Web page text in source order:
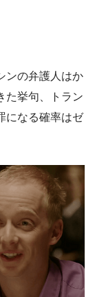
ンの弁護人はか
た挙句、トラン
になる確率はゼ